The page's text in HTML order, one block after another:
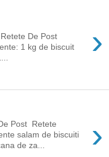
›
De Post
1 kg de biscuit
›
Post Retete
salam de biscuiti
de za...